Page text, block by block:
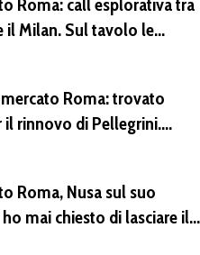
Roma: call esplorativa tra
il Milan. Sul tavolo le
e Soulé
Roma: trovato
il rinnovo di Pellegrini.
di un solo anno
Roma, Nusa sul suo
mai chiesto di lasciare il
ancora al lavoro